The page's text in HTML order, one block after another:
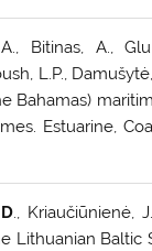
Bitinas, A.,
L.P.,
Bahamas)
Estuarine,
., Kriaučiūnienė,
Lithuanian Baltic